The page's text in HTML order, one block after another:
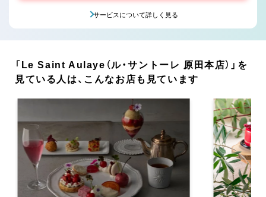
サービスについて詳しく見る
「Le Saint Aulaye（ル・サントーレ 原田本店）」を
見ている人は、こんなお店も見ています